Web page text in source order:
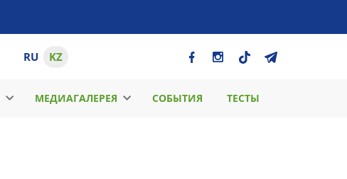
RU KZ
МЕДИАГАЛЕРЕЯ СОБЫТИЯ ТЕСТЫ